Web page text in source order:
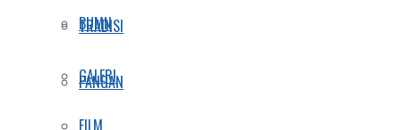
TRADISI
GALERI
FILM
BUMN
PANGAN